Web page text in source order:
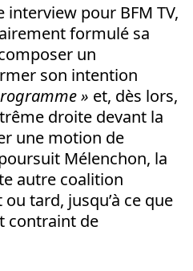
interview pour BFM TV,
formulé sa
un
son intention
» et, dès lors,
droite devant la
une motion de
Mélenchon, la
autre coalition
tard, jusqu’à ce que
contraint de